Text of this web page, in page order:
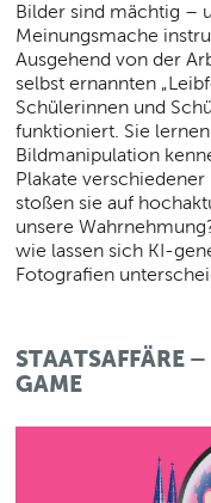
Bilder sind mächtig –
Meinungsmache
Ausgehend von der
selbst ernannten
Schülerinnen und
funktioniert. Sie
Bildmanipulation
Plakate
stoßen sie auf
unsere
wie lassen sich KI-
Fotografien
STAATSAFFÄRE
GAME